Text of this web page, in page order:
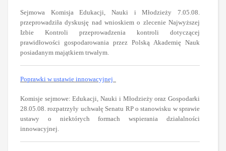
Sejmowa Komisja Edukacji, Nauki i Młodzieży 7.05.08.
przeprowadziła dyskusję nad wnioskiem o zlecenie Najwyższej
Izbie Kontroli przeprowadzenia kontroli dotyczącej
prawidłowości gospodarowania przez Polską Akademię Nauk
posiadanym majątkiem trwałym.
Poprawki w ustawie innowacyjnej
Komisje sejmowe: Edukacji, Nauki i Młodzieży oraz Gospodarki
28.05.08. rozpatrzyły uchwałę Senatu RP o stanowisku w sprawie
ustawy o niektórych formach wspierania działalności
innowacyjnej.